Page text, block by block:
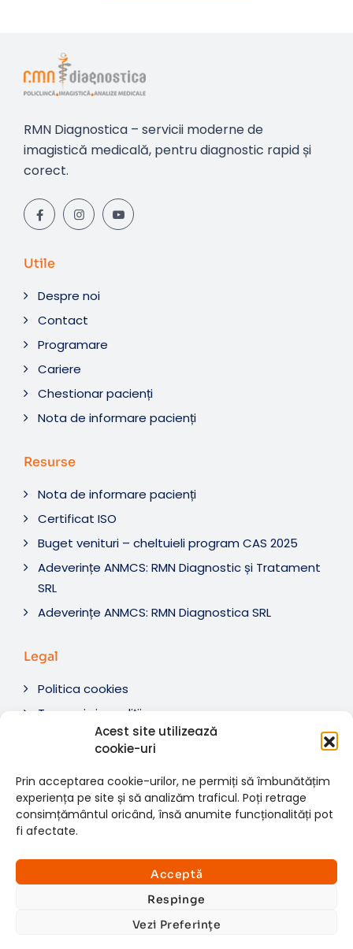
Acest site utilizează
cookie-uri
Prin acceptarea cookie-urilor, ne permiți să îmbunătățim
experiența pe site și să analizăm traficul. Poți retrage
consimțământul oricând, însă anumite funcționalități pot
fi afectate.
Acceptă
Respinge
Vezi Preferințe
RMN Diagnostica – servicii moderne de
imagistică medicală, pentru diagnostic rapid și
corect.
Utile
Despre noi
Contact
Programare
Cariere
Chestionar pacienți
Nota de informare pacienți
Resurse
Nota de informare pacienți
Certificat ISO
Buget venituri – cheltuieli program CAS 2025
Adeverințe ANMCS: RMN Diagnostic și Tratament
SRL
Adeverințe ANMCS: RMN Diagnostica SRL
Legal
Politica cookies
Termeni si condiții
Soluționare litigii
rezervate.
Website dezvoltat de:www.t-web.ro
×
Consultații si investigații
Află detalii